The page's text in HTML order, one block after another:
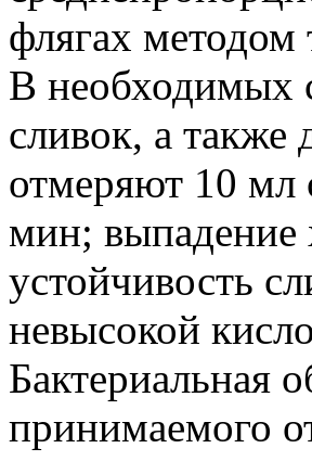
флягах методом
В необходимых
сливок, а также
отмеряют 10
мин; выпадение
устойчивость
невысокой
Бактериальная
принимаемого